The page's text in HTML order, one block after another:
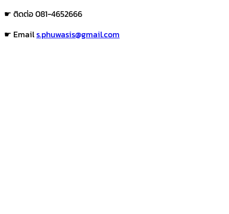
☛ ติดต่อ 081-4652666
☛ Emails.phuwasis@gmail.com